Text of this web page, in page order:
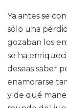
Ya antes se
sólo una
gozaban los
se ha
deseas saber
enamorarse
y de qué